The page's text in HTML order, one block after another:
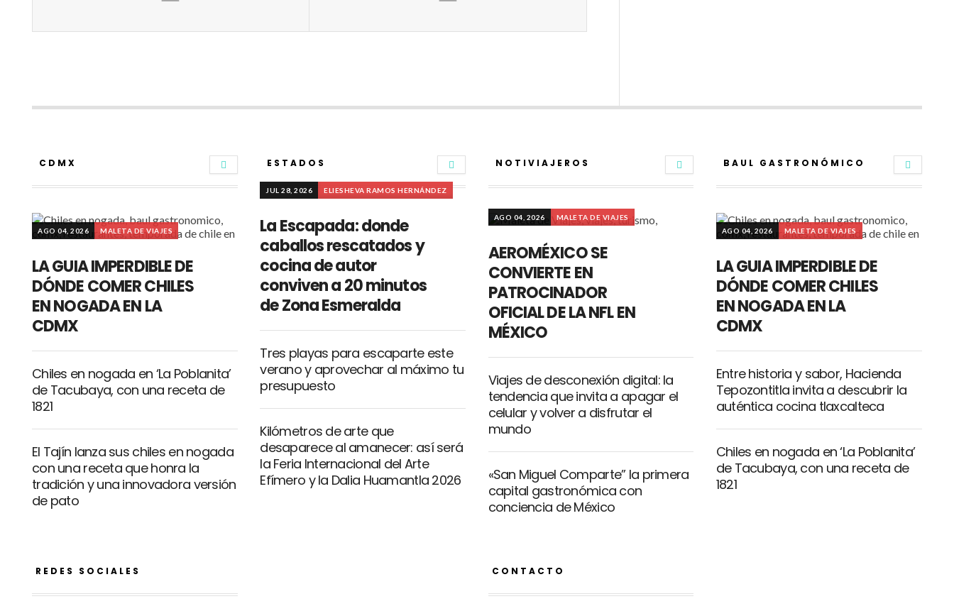
CDMX
AGO 04, 2026 MALETA DE VIAJES
LA GUIA IMPERDIBLE DE
DÓNDE COMER CHILES
EN NOGADA EN LA
CDMX
Chiles en nogada en ‘La Poblanita’
de Tacubaya, con una receta de
1821
El Tajín lanza sus chiles en nogada
con una receta que honra la
tradición y una innovadora versión
de pato
ESTADOS
JUL 28, 2026 ELIESHEVA RAMOS HERNÁNDEZ
La Escapada: donde
caballos rescatados y
cocina de autor
conviven a 20 minutos
de Zona Esmeralda
Tres playas para escaparte este
verano y aprovechar al máximo tu
presupuesto
Kilómetros de arte que
desaparece al amanecer: así será
la Feria Internacional del Arte
Efímero y la Dalia Huamantla 2026
NOTIVIAJEROS
AGO 04, 2026 MALETA DE VIAJES
AEROMÉXICO SE
CONVIERTE EN
PATROCINADOR
OFICIAL DE LA NFL EN
MÉXICO
Viajes de desconexión digital: la
tendencia que invita a apagar el
celular y volver a disfrutar el
mundo
«San Miguel Comparte” la primera
capital gastronómica con
conciencia de México
BAUL GASTRONÓMICO
AGO 04, 2026 MALETA DE VIAJES
LA GUIA IMPERDIBLE DE
DÓNDE COMER CHILES
EN NOGADA EN LA
CDMX
Entre historia y sabor, Hacienda
Tepozontitla invita a descubrir la
auténtica cocina tlaxcalteca
Chiles en nogada en ‘La Poblanita’
de Tacubaya, con una receta de
1821
REDES SOCIALES CONTACTO